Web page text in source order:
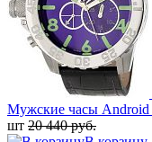
Мужские часы Android
шт 20 440 руб.